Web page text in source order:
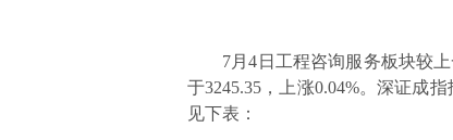
7月4日工程咨询服务板块较
于3245.35，上涨0.04%。深证成
见下表：